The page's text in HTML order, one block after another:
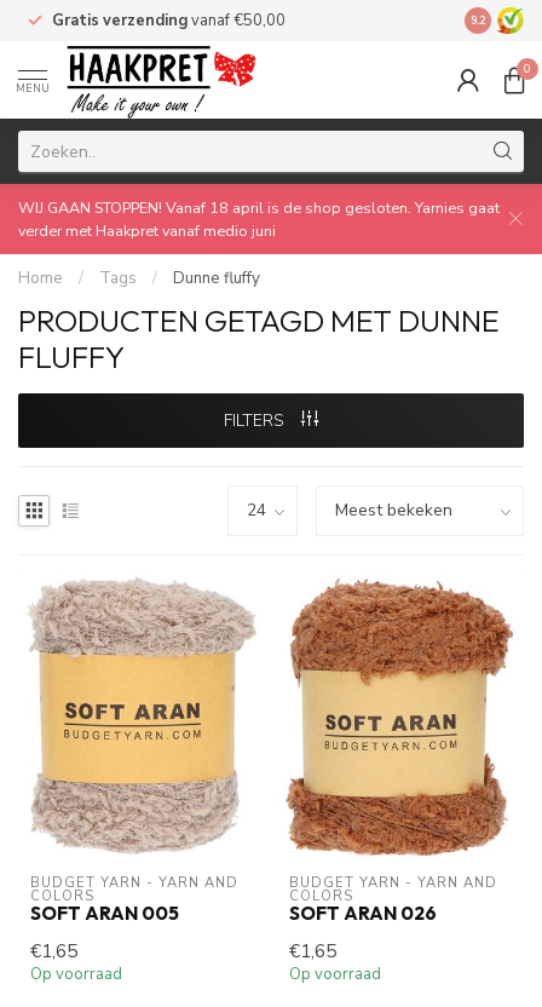
Gratis verzendingvanaf €50,00 Made by
9.2
MENU
0
WIJ GAAN STOPPEN! Vanaf 18 april is de shop gesloten. Yarnies gaat
verder met Haakpret vanaf medio juni
Home / Tags / Dunne fluffy
PRODUCTEN GETAGD MET DUNNE
FLUFFY
FILTERS
BUDGET YARN - YARN AND
COLORS
SOFT ARAN 005
€1,65
Op voorraad
BUDGET YARN - YARN AND
COLORS
SOFT ARAN 026
€1,65
Op voorraad